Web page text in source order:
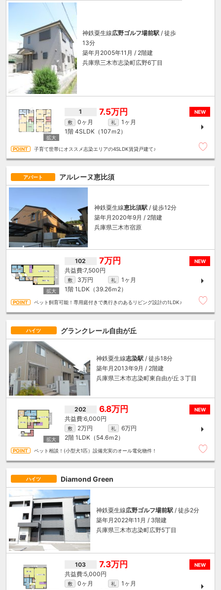
神鉄粟生線広野ゴルフ場前駅/ 徒歩
13分
築年月2005年11月 / 2階建
兵庫県三木市志染町広野6丁目
NEW
1 7.5万円
敷 0ヶ月 礼
1ヶ月
1階 4SLDK（107ｍ 2）
子育て世帯にオススメ志染エリアの4SLDK賃貸戸建て♪
アパート アルレーヌ恵比須
神鉄粟生線恵比須駅/ 徒歩12分
築年月2020年9月 / 2階建
兵庫県三木市宿原
NEW
102 7万円
7,500円
敷 3万円 礼
1ヶ月
1階 1LDK（39.26ｍ 2）
ペット飼育可能！専用庭付きで奥行きのあるリビング設計の1LDK♪
ハイツ グランクレール自由が丘
神鉄粟生線志染駅 / 徒歩18分
築年月2013年9月 / 2階建
兵庫県三木市志染町東自由が丘３丁目
NEW
202 6.8万円
6,000円
敷 2万円 礼
6万円
2階 1LDK（54.6ｍ 2）
ペット相談！(小型犬1匹）設備充実のオール電化物件！
ハイツ Diamond Green
神鉄粟生線広野ゴルフ場前駅 / 徒歩2分
築年月2022年11月 / 3階建
兵庫県三木市志染町広野5丁目
NEW
103 7.3万円
5,000円
敷 0ヶ月 礼
1ヶ月